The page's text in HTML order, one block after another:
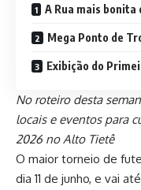
A Rua mais bonita
Mega Ponto de
Exibição do
No roteiro desta
locais e eventos para
2026 no Alto Tietê
O maior torneio de
dia 11 de junho, e vai